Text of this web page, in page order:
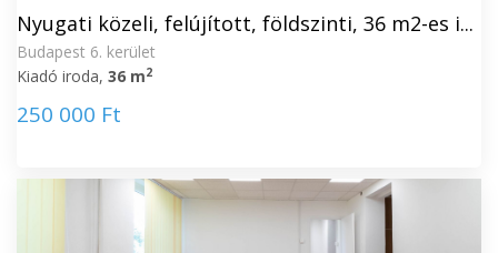
Nyugati közeli, felújított, földszinti, 36 m2-es i...
Budapest 6. kerület
Kiadó iroda, 36 m2
250 000 Ft